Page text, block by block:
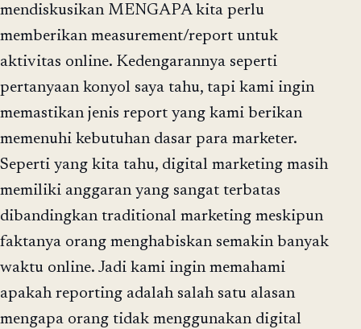
mendiskusikan MENGAPA kita perlu
memberikan measurement/report untuk
aktivitas online. Kedengarannya seperti
pertanyaan konyol saya tahu, tapi kami ingin
memastikan jenis report yang kami berikan
memenuhi kebutuhan dasar para marketer.
Seperti yang kita tahu, digital marketing masih
memiliki anggaran yang sangat terbatas
dibandingkan traditional marketing meskipun
faktanya orang menghabiskan semakin banyak
waktu online. Jadi kami ingin memahami
apakah reporting adalah salah satu alasan
mengapa orang tidak menggunakan digital